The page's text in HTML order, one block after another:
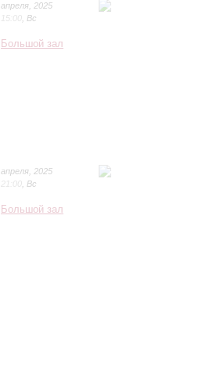
апреля 2025
15:00 Вс
Большой зал
апреля 2025
21:00 Вс
Большой зал